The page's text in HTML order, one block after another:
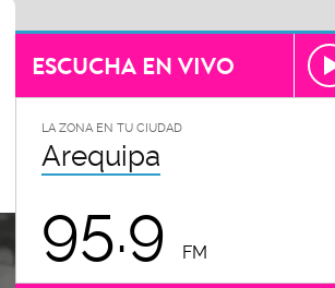
ESCUCHA EN VIVO
LA ZONA EN TU CIUDAD
Arequipa
95.9 FM